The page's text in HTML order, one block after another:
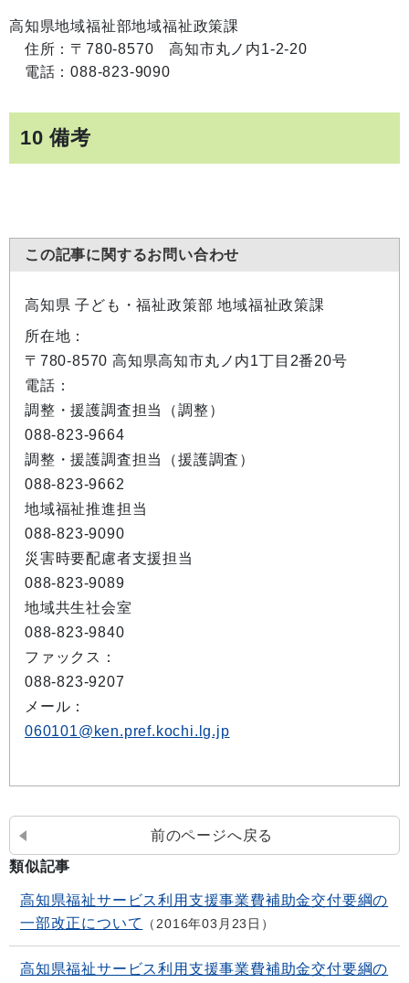
高知県地域福祉部地域福祉政策課
住所：〒780-8570 高知市丸ノ内1-2-20
電話：088-823-9090
10 備考
この記事に関するお問い合わせ
高知県 子ども・福祉政策部 地域福祉政策課
所在地：
〒780-8570 高知県高知市丸ノ内1丁目2番20号
電話：
調整・援護調査担当（調整）
088-823-9664
調整・援護調査担当（援護調査）
088-823-9662
地域福祉推進担当
088-823-9090
災害時要配慮者支援担当
088-823-9089
地域共生社会室
088-823-9840
ファックス：
088-823-9207
メール：
060101@ken.pref.kochi.lg.jp
前のページへ戻る
類似記事
高知県福祉サービス利用支援事業費補助金交付要綱の
一部改正について
2016年03月23日
高知県福祉サービス利用支援事業費補助金交付要綱の